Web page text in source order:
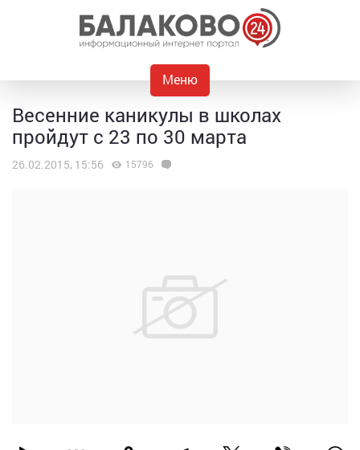
Меню
Весенние каникулы в школах
пройдут с 23 по 30 марта
26.02.2015, 15:56 15796